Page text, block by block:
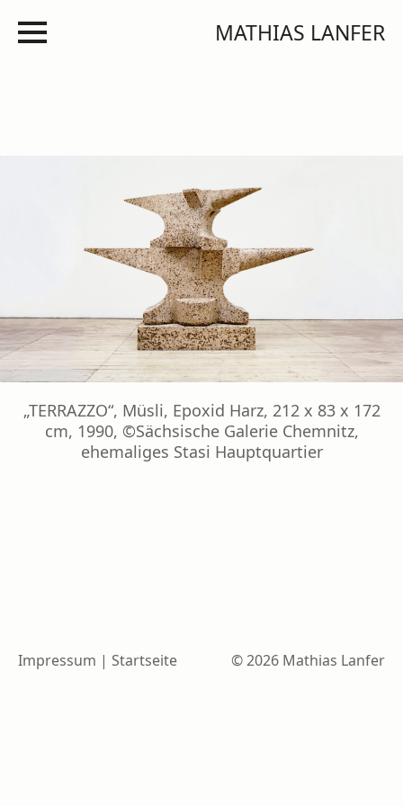
MATHIAS LANFER
„TERRAZZO“, Müsli, Epoxid Harz, 212 x 83 x 172
cm, 1990, ©Sächsische Galerie Chemnitz,
ehemaliges Stasi Hauptquartier
Impressum | Startseite © 2026 Mathias Lanfer